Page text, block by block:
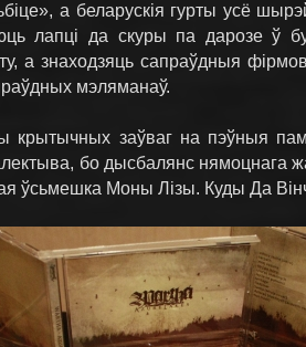
а беларускія гурты усё
лапці да скуры па дарозе ў
а знаходзяць сапраўдныя
мэляманаў.
крытычных заўваг на пэўныя
бо дысбалянс нямоцнага
ўсьмешка Моны Лізы. Куды Да